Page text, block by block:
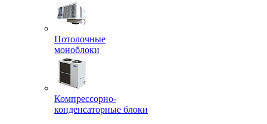
Потолочные
моноблоки
Компрессорно-
конденсаторные блоки